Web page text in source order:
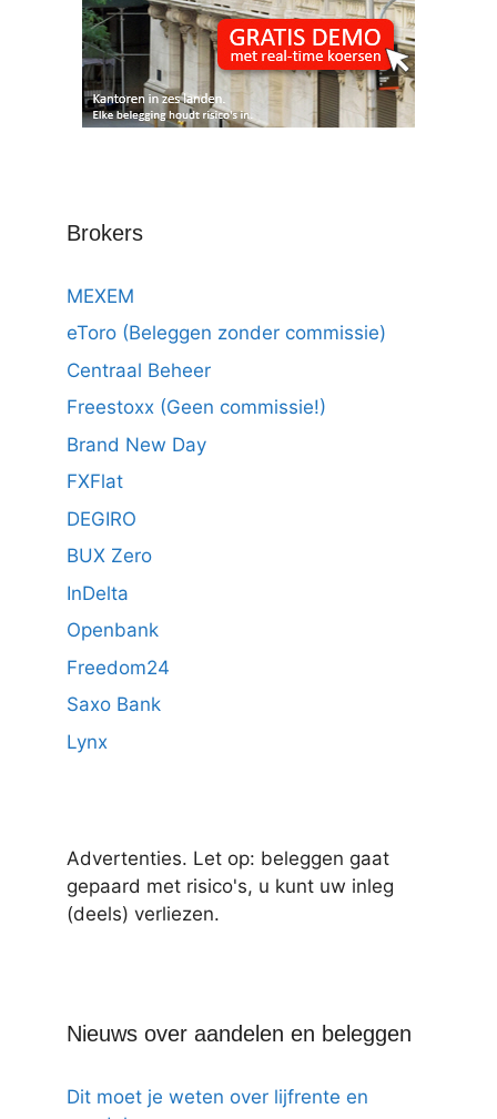
Brokers
MEXEM
eToro (Beleggen zonder commissie)
Centraal Beheer
Freestoxx (Geen commissie!)
Brand New Day
FXFlat
DEGIRO
BUX Zero
InDelta
Openbank
Freedom24
Saxo Bank
Lynx
Advertenties. Let op: beleggen gaat
gepaard met risico's, u kunt uw inleg
(deels) verliezen.
Nieuws over aandelen en beleggen
Dit moet je weten over lijfrente en